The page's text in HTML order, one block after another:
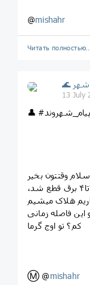
@mishahr
Читать полностью…
شهر
13 July
سلام وقتتون بخیر
ما سمت خیابون نوغان میشینیم ساعت ۲تا۴ برق قطع شد،
شد، داریم هلاک میشیم
این فاصله زمانی
کم؟ تو اوج گرما
Ⓜ️ @mishahr